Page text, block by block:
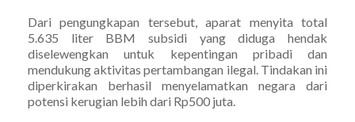
Dari pengungkapan tersebut, aparat menyita total
5.635 liter BBM subsidi yang diduga hendak
diselewengkan untuk kepentingan pribadi dan
mendukung aktivitas pertambangan ilegal. Tindakan ini
diperkirakan berhasil menyelamatkan negara dari
potensi kerugian lebih dari Rp500 juta.